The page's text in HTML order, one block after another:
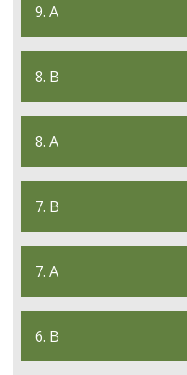
9. A
8. B
8. A
7. B
7. A
6. B